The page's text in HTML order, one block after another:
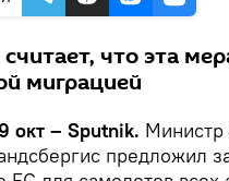
что эта
миграцией
– Sputnik. Министр
предложил